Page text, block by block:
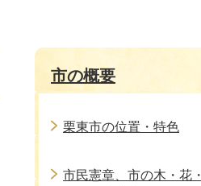
市の概要
栗東市の位置・特色
市民憲章、市の木・花・